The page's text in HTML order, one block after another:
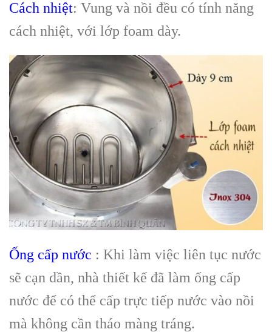
Cách nhiệt: Vung và nồi đều có tính năng
cách nhiệt, với lớp foam dày.
Ống cấp nước : Khi làm việc liên tục nước
sẽ cạn dần, nhà thiết kế đã làm ống cấp
nước để có thể cấp trực tiếp nước vào nồi
mà không cần tháo màng tráng.